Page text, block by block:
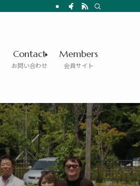
Contact
お問い合わせ
Members
会員サイト